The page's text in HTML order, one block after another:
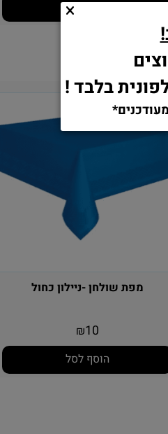
הוסף לסל
מפת שולחן -ניילון כחול
₪ 10
הוסף לסל
בלבד !